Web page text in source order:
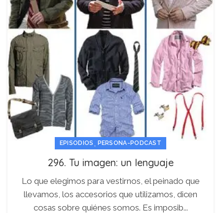
EPISODIOS , PERSONA-PODCAST
296. Tu imagen: un lenguaje
Lo que elegimos para vestirnos, el peinado que
llevamos, los accesorios que utilizamos, dicen
cosas sobre quiénes somos. Es imposib...